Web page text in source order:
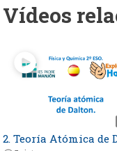
Vídeos
2. Teoría Atómica de